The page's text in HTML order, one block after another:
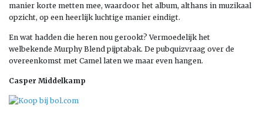
manier korte metten mee, waardoor het album, althans in muzikaal
opzicht, op een heerlijk luchtige manier eindigt.
En wat hadden die heren nou gerookt? Vermoedelijk het
welbekende Murphy Blend pijptabak. De pubquizvraag over de
overeenkomst met Camel laten we maar even hangen.
Casper Middelkamp